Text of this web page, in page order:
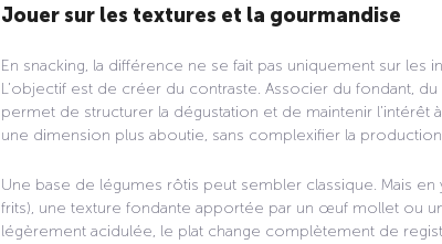
Jouer sur les textures et la gourmandise
En snacking, la différence ne se fait pas uniquement sur les
L’objectif est de créer du contraste. Associer du fondant,
permet de structurer la dégustation et de maintenir
une dimension plus aboutie, sans complexifier la
Une base de légumes rôtis peut sembler classique. Mais
frits), une texture fondante apportée par un œuf mollet ou
légèrement acidulée, le plat change complètement de